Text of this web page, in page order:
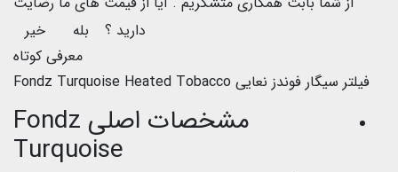
دارید ؟
بله
خیر
معرفی کوتاه
فیلتر سیگار فوندز نعایی Fondz Turquoise Heated Tobacco
مشخصات اصلی Fondz
Turquoise